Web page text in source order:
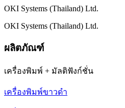
OKI Systems (Thailand) Ltd.
OKI Systems (Thailand) Ltd.
ผลิตภัณฑ์
เครื่องพิมพ์ + มัลติฟังก์ชั่น
เครื่องพิมพ์ขาวดำ